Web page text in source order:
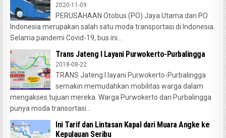
2020-11-09
PERUSAHAAN Otobus (PO) Jaya Utama dan PO
Indonesia merupakan salah satu moda transportasi di Indonesia.
Selama pandemi Covid-19, bus ini...
Trans Jateng I Layani Purwokerto-Purbalingga
2018-08-22
TRANS Jateng I layani Purwokerto-Purbalingga
semakin memudahkan mobilitas warga dalam
mengakses tujuan mereka. Warga Purwokerto dan Purbalingga
punya moda transortasi...
Ini Tarif dan Lintasan Kapal dari Muara Angke ke
Kepulauan Seribu